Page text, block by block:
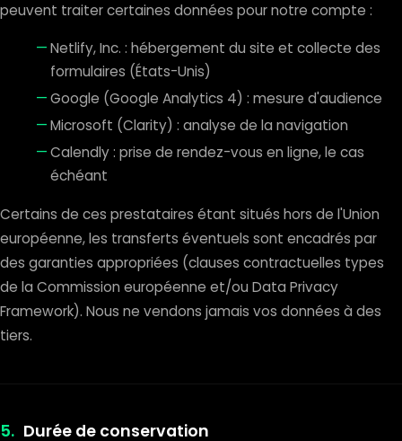
peuvent traiter certaines données pour notre compte :
Netlify, Inc. : hébergement du site et collecte des
formulaires (États-Unis)
Google (Google Analytics 4) : mesure d'audience
Microsoft (Clarity) : analyse de la navigation
Calendly : prise de rendez-vous en ligne, le cas
échéant
Certains de ces prestataires étant situés hors de l'Union
européenne, les transferts éventuels sont encadrés par
des garanties appropriées (clauses contractuelles types
de la Commission européenne et/ou Data Privacy
Framework). Nous ne vendons jamais vos données à des
tiers.
5. Durée de conservation